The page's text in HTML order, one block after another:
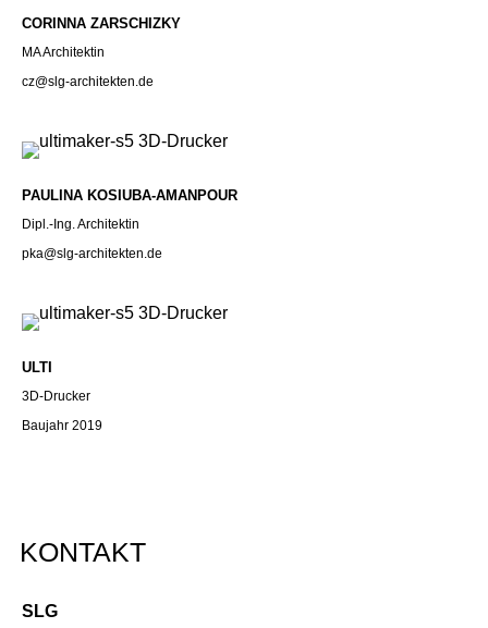
CORINNA ZARSCHIZKY
MA Architektin
cz@slg-architekten.de
PAULINA KOSIUBA-AMANPOUR
Dipl.-Ing. Architektin
pka@slg-architekten.de
ULTI
3D-Drucker
Baujahr 2019
KONTAKT
SLG